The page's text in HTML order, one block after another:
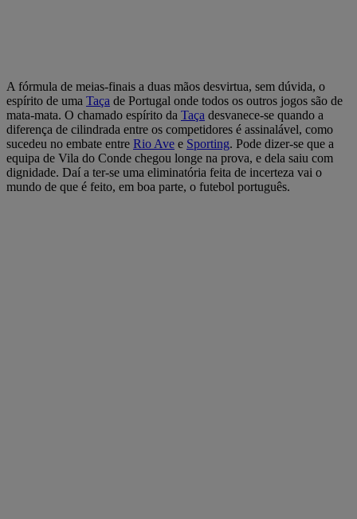
A fórmula de meias-finais a duas mãos desvirtua, sem dúvida, o
espírito de uma Taça de Portugal onde todos os outros jogos são de
mata-mata. O chamado espírito da Taça desvanece-se quando a
diferença de cilindrada entre os competidores é assinalável, como
sucedeu no embate entre Rio Ave e Sporting. Pode dizer-se que a
equipa de Vila do Conde chegou longe na prova, e dela saiu com
dignidade. Daí a ter-se uma eliminatória feita de incerteza vai o
mundo de que é feito, em boa parte, o futebol português.